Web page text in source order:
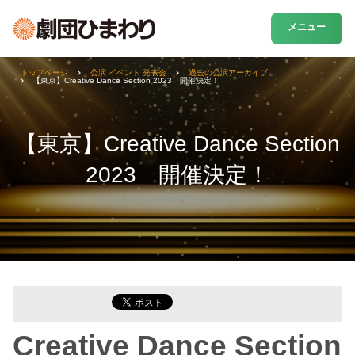
メニュー
【東京】Creative Dance Section
2023 開催決定！
トップページ 公演 イベント 発表会
過去の公演アーカイブ
【東京】Creative Dance Section 2023 開催決定！
Creative Dance Section